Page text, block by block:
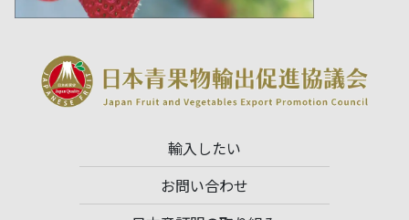
輸入したい
お問い合わせ